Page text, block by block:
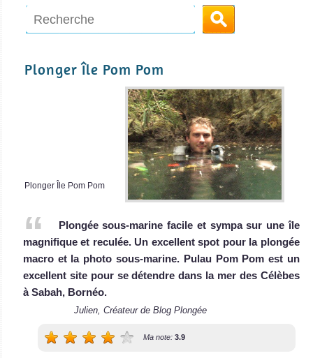
Plonger Île Pom Pom
Plonger Île Pom Pom
Plongée sous-marine facile et sympa sur une île
magnifique et reculée. Un excellent spot pour la plongée
macro et la photo sous-marine. Pulau Pom Pom est un
excellent site pour se détendre dans la mer des Célèbes
à Sabah, Bornéo.
Julien, Créateur de Blog Plongée
Ma note: 3.9